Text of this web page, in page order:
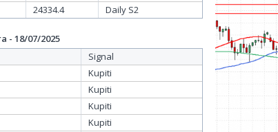
24334.4 Daily S2
- 18/07/2025
Signal
Kupiti
Kupiti
Kupiti
Kupiti